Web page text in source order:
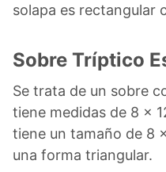
solapa es rectangular
Sobre Tríptico
Se trata de un sobre
tiene medidas de 8 x
tiene un tamaño de 8
una forma triangular.